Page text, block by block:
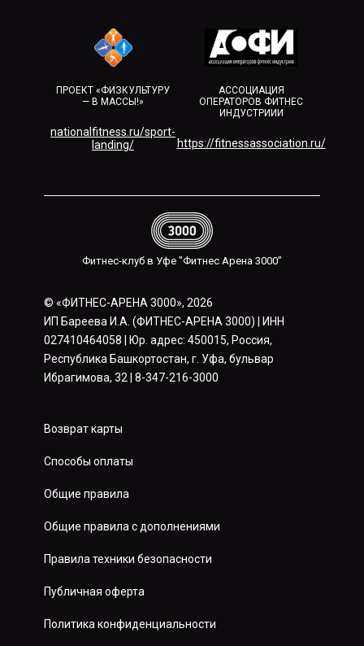
ПРОЕКТ «ФИЗКУЛЬТУРУ
— В МАССЫ!»
nationalfitness.ru/sport-
landing/
АССОЦИАЦИЯ
ОПЕРАТОРОВ ФИТНЕС
ИНДУСТРИИИ
https://fitnessassociation.ru/
Фитнес-клуб в Уфе "Фитнес Арена 3000"
© «ФИТНЕС-АРЕНА 3000», 2026
ИП Бареева И.А. (ФИТНЕС-АРЕНА 3000) | ИНН
027410464058 | Юр. адрес: 450015, Россия,
Республика Башкортостан, г. Уфа, бульвар
Ибрагимова, 32 | 8-347-216-3000
Возврат карты
Способы оплаты
Общие правила
Общие правила с дополнениями
Правила техники безопасности
Публичная оферта
Политика конфиденциальности